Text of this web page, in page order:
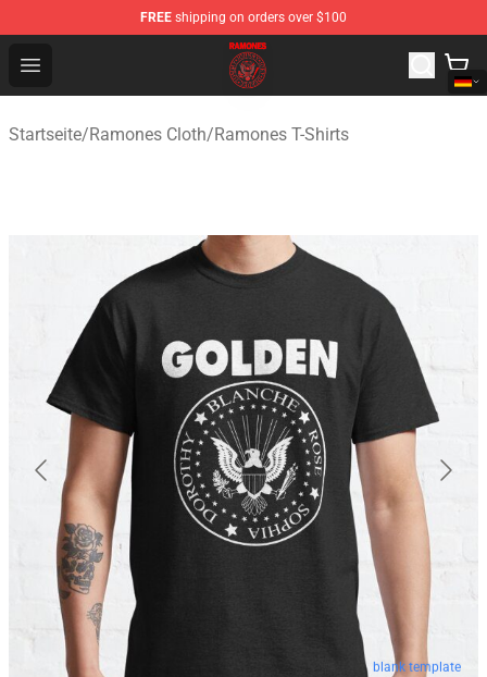
FREE shipping on orders over $100
Open menu
Ramones Store - Official Ramones Merchandise Shop
Startseite/Ramones Cloth/Ramones T-Shirts
blank template